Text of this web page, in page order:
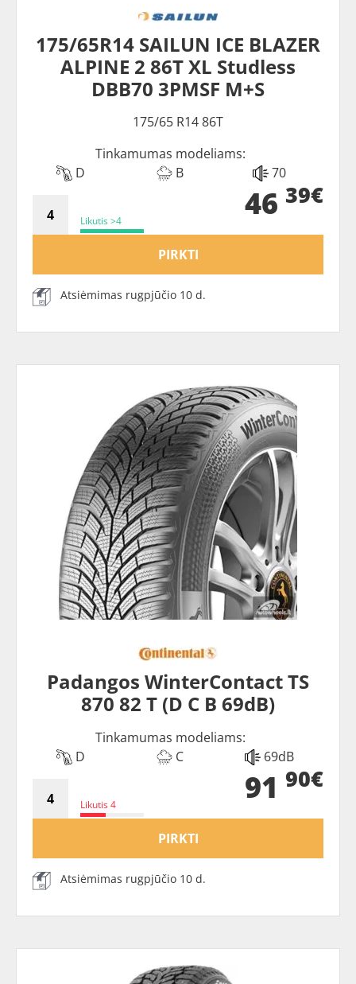
175/65R14 SAILUN ICE BLAZER
ALPINE 2 86T XL Studless
DBB70 3PMSF M+S
175/65 R14 86T
Tinkamumas modeliams:
D
B 70
Likutis >4 46 39€
PIRKTI
Atsiėmimas rugpjūčio 10 d.
Padangos WinterContact TS
870 82 T (D C B 69dB)
Tinkamumas modeliams:
D
C 69dB
Likutis 4 91 90€
PIRKTI
Atsiėmimas rugpjūčio 10 d.